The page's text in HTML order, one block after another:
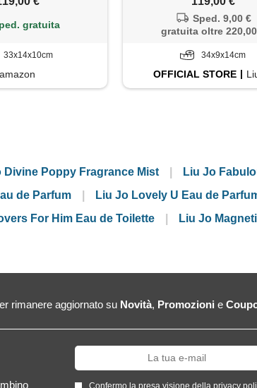
gratuita
33x14x10cm
amazon
Sped. 9,00 €
gratuita oltre
34x9x14cm
OFFICIALSTORE
Divine Poppy Fragrance Mist
Liu Jo
de Parfum
Liu Jo Lovely U Eau de
For Him Eau de Toilette
Liu Jo
rimanere aggiornato su Novità, Promozioni e
Confermo la presa visione della privacy